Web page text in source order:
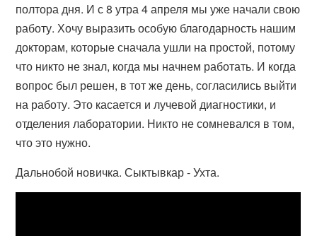
полтора дня. И с 8 утра 4 апреля мы уже начали свою
работу. Хочу выразить особую благодарность нашим
докторам, которые сначала ушли на простой, потому
что никто не знал, когда мы начнем работать. И когда
вопрос был решен, в тот же день, согласились выйти
на работу. Это касается и лучевой диагностики, и
отделения лаборатории. Никто не сомневался в том,
что это нужно.
Дальнобой новичка. Сыктывкар - Ухта.